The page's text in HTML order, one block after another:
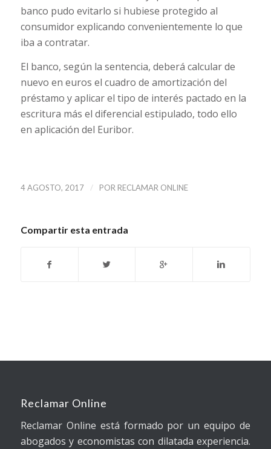
banco pudo evitarlo si hubiese protegido al
consumidor explicando convenientemente lo que
iba a contratar.
El banco, según la sentencia, deberá calcular de
nuevo en euros el cuadro de amortización del
préstamo y aplicar el tipo de interés pactado en la
escritura más el diferencial estipulado, todo ello
en aplicación del Euribor.
4 AGOSTO, 2017 / POR RECLAMAR ONLINE
Compartir esta entrada
Reclamar Online
Reclamar Online está formado por un equipo de
abogados y economistas con dilatada experiencia.